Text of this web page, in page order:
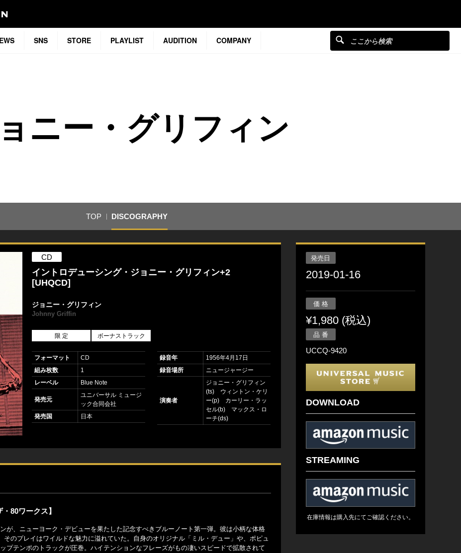
SNS STORE PLAYLIST AUDITION COMPANY
ニー・グリフィン
TOP DISCOGRAPHY
CD
イントロデューシング・ジョニー・グリフィン+2
[UHQCD]
ジョニー・グリフィン
Johnny Griffin
限 定 ボーナストラック
フォーマット
CD
組み枚数
1
レーベル
Blue Note
発売元
ユニバーサル ミュージ
ック合同会社
発売国
日本
録音年
1956年4月17日
録音場所
ニュージャージー
演奏者
ジョニー・グリフィン
(ts) ウィントン・ケリ
ー(p) カーリー・ラッ
セル(b) マックス・ロ
ーチ(ds)
80ワークス】
が、ニューヨーク・デビューを果たした記念すべきブルーノート第一弾。彼は小柄な体格
そのプレイはワイルドな魅力に溢れていた。自身のオリジナル「ミル・デュー」や、ポピュ
プテンポのトラックが圧巻。ハイテンションなフレーズがもの凄いスピードで拡散されて
発売日
2019-01-16
価 格
¥1,980 (税込)
品 番
UCCQ-9420
DOWNLOAD
STREAMING
在庫情報は購入先にてご確認ください。